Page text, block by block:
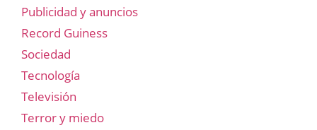
Publicidad y anuncios
Record Guiness
Sociedad
Tecnología
Televisión
Terror y miedo